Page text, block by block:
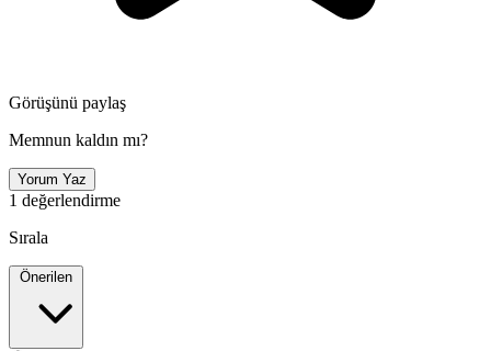
Görüşünü paylaş
Memnun kaldın mı?
Yorum Yaz
1 değerlendirme
Sırala